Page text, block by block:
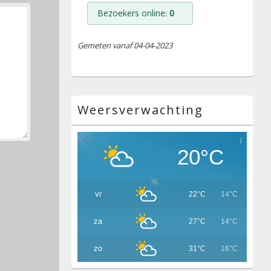
Bezoekers online: 0
Gemeten vanaf 04-04-2023
Weersverwachting
20°C
vr 22°C 14°C
za 27°C 14°C
zo 31°C 16°C